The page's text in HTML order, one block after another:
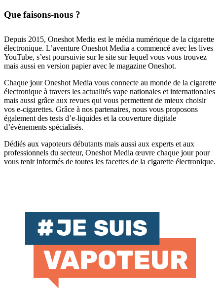
Que faisons-nous ?
Depuis 2015, Oneshot Media est le média numérique de la cigarette
électronique. L’aventure Oneshot Media a commencé avec les lives
YouTube, s’est poursuivie sur le site sur lequel vous vous trouvez
mais aussi en version papier avec le magazine Oneshot.
Chaque jour Oneshot Media vous connecte au monde de la cigarette
électronique à travers les actualités vape nationales et internationales
mais aussi grâce aux revues qui vous permettent de mieux choisir
vos e-cigarettes. Grâce à nos partenaires, nous vous proposons
également des tests d’e-liquides et la couverture digitale
d’évènements spécialisés.
Dédiés aux vapoteurs débutants mais aussi aux experts et aux
professionnels du secteur, Oneshot Media œuvre chaque jour pour
vous tenir informés de toutes les facettes de la cigarette électronique.